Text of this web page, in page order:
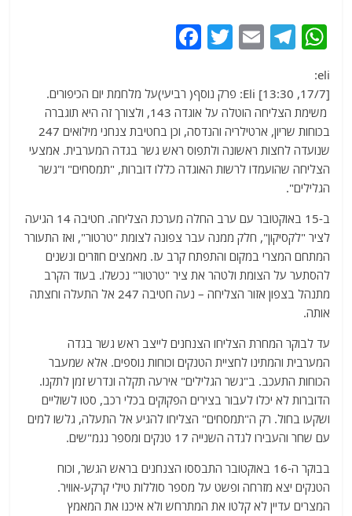
W
at
s
A
p
p
T
e
g
ra
m
E
ai
l
T
itt
er
c
e
b
o
k
eli:
[17/7, 13:30] Eli: פרק נוסף( רביעי)על מלחמת יום הכיפורים.
משימת הצליחה הוטלה על אוגדה 143, ולצורך זה היא תוגברה
בכוחות שריון, ארטילריה והנדסה, וכן בחטיבת צנחני מילואים 247
שנועדה לחצות ראשונה ולתפוס ראש גשר בגדה המערבית. אמצעי
הצליחה שהועמדו לרשות האוגדה כללו דוברות, "תמסחים" ו"גשר
הגלילים".
ב-15 באוקטובר עם ערב החלה מערכת הצליחה. חטיבה 14 הגיעה
לציר "לקסיקון", חלק ממנה עבר צפונה לצומת "טרטור", ואז התעורר
המתחם המצרי במקום והתפתח קרב עז. מאמצים חוזרים ונשנים
להסתער על הצומת ולטהר את ציר "טרטור" נכשלו. בעוד הקרב
מתנהל בצפון אזור הצליחה – נעה חטיבה 247 אל התעלה וחצתה
אותה.
עד לבוקר המחרת הצליחו הצנחנים לייצב ראש גשר בגדה
המערבית והמתינו לחציית הטנקים וכוחות נוספים. אלא שמעבר
הכוחות התעכב. ב"גשר הגלילים" אירעה תקלה ונדרש זמן לתקנו.
הדוברות לא יכלו לעבור בצירים הפקוקים בכלי רכב, סטו לשוליים
ושקעו בחול. רק ה"תמסחים" הצליחו להגיע אל התעלה, גלשו למים
עם שחר והעבירו לגדה השנייה 17 טנקים ומספר נגמ"שים.
בבוקר ה-16 באוקטובר התבססו הצנחנים בראש הגשר, וכוח
הטנקים יצא מזרחה ופשט על מספר סוללות טילי קרקע-אוויר.
המצרים עדיין לא קלטו את המתרחש ולא איכנו את המאמץ